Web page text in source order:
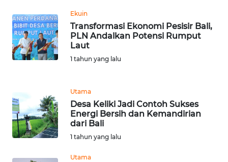
Ekuin
Transformasi Ekonomi Pesisir Bali,
PLN Andalkan Potensi Rumput
Laut
1 tahun yang lalu
Utama
Desa Keliki Jadi Contoh Sukses
Energi Bersih dan Kemandirian
dari Bali
1 tahun yang lalu
Utama
CIANJUR
WN
KEPULAUAN
TANGERANG
WN
BINJAI